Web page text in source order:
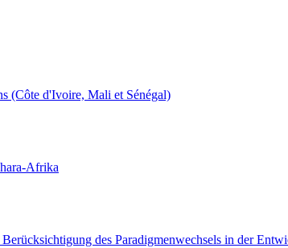
(Côte d'Ivoire, Mali et Sénégal)
Afrika
des Paradigmenwechsels in der